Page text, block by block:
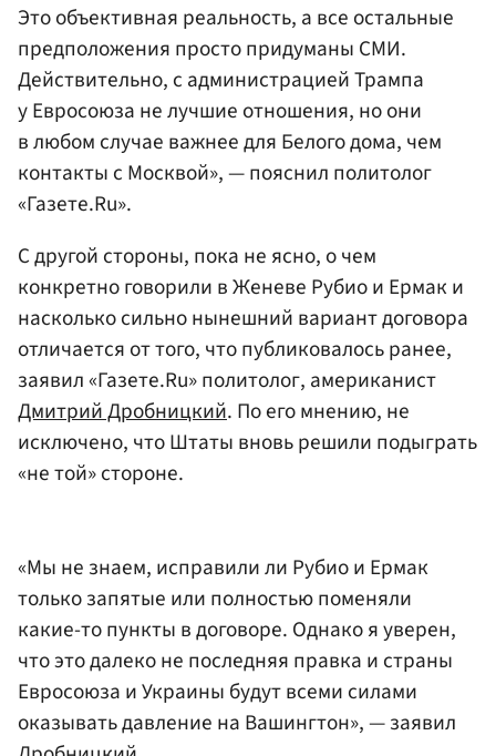
Это объективная реальность, а все остальные
предположения просто придуманы СМИ.
Действительно, с администрацией Трампа
у Евросоюза не лучшие отношения, но они
в любом случае важнее для Белого дома, чем
контакты с Москвой», — пояснил политолог
«Газете.Ru».
С другой стороны, пока не ясно, о чем
конкретно говорили в Женеве Рубио и Ермак и
насколько сильно нынешний вариант договора
отличается от того, что публиковалось ранее,
заявил «Газете.Ru» политолог, американист
Дмитрий Дробницкий. По его мнению, не
исключено, что Штаты вновь решили подыграть
«не той» стороне.
«Мы не знаем, исправили ли Рубио и Ермак
только запятые или полностью поменяли
какие-то пункты в договоре. Однако я уверен,
что это далеко не последняя правка и страны
Евросоюза и Украины будут всеми силами
оказывать давление на Вашингтон», — заявил